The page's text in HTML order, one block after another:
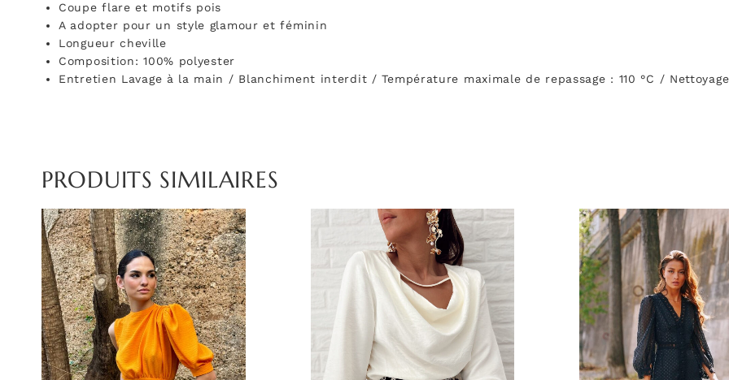
Coupe flare et motifs pois
A adopter pour un style glamour et féminin
Longueur cheville
Composition:100% polyester
Entretien Lavage à la main / Blanchiment interdit / Température maximale de repassage : 110 °C /
PRODUITS SIMILAIRES